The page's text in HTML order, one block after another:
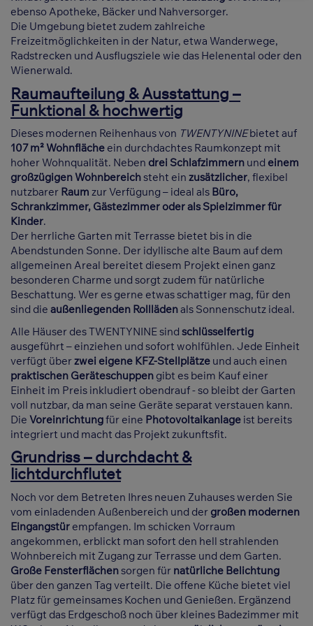
ebenso Apotheke, Bäcker und Nahversorger.
Die Umgebung bietet zudem zahlreiche
Freizeitmöglichkeiten in der Natur, etwa Wanderwege,
Radstrecken und Ausflugsziele wie das Helenental oder den
Wienerwald.
Raumaufteilung & Ausstattung –
Funktional & hochwertig
Dieses modernen Reihenhaus von TWENTYNINEbietet auf
107 m² Wohnfläche ein durchdachtes Raumkonzept mit
hoher Wohnqualität. Neben drei Schlafzimmern und einem
großzügigen Wohnbereichsteht ein zusätzlicher, flexibel
nutzbarer Raum zur Verfügung – ideal als Büro,
Schrankzimmer, Gästezimmer oder als Spielzimmer für
Kinder.
Der herrliche Garten mit Terrasse bietet bis in die
Abendstunden Sonne. Der idyllische alte Baum auf dem
allgemeinen Areal bereitet diesem Projekt einen ganz
besonderen Charme und sorgt zudem für natürliche
Beschattung. Wer es gerne etwas schattiger mag, für den
sind die außenliegenden Rolllädenals Sonnenschutz ideal.
Alle Häuser des TWENTYNINE sind schlüsselfertig
ausgeführt – einziehen und sofort wohlfühlen. Jede Einheit
verfügt überzwei eigene KFZ-Stellplätze und auch einen
praktischen Geräteschuppen gibt es beim Kauf einer
Einheit im Preis inkludiert obendrauf - so bleibt der Garten
voll nutzbar, da man seine Geräte separat verstauen kann.
Die Voreinrichtungfür eine Photovoltaikanlage ist bereits
integriert und macht das Projekt zukunftsfit.
Grundriss – durchdacht &
lichtdurchflutet
Noch vor dem Betreten Ihres neuen Zuhauses werden Sie
vom einladenden Außenbereich und der großen modernen
Eingangstür empfangen. Im schicken Vorraum
angekommen, erblickt man sofort den hell strahlenden
Wohnbereich mit Zugang zur Terrasse und dem Garten.
Große Fensterflächensorgen für natürliche Belichtung
über den ganzen Tag verteilt. Die offene Küche bietet viel
Platz für gemeinsames Kochen und Genießen. Ergänzend
verfügt das Erdgeschoß noch über kleines Badezimmer mit